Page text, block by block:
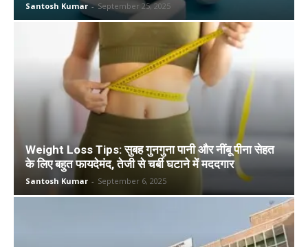
Santosh Kumar - September 25, 2025
Weight Loss Tips: सुबह गुनगुना पानी और नींबू पीना सेहत
के लिए बहुत फायदेमंद, तेजी से चर्बी घटाने में मददगार
Santosh Kumar - September 6, 2025